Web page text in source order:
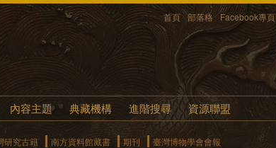
首頁 部落格 Facebook專頁
內容主題 典藏機構 進階搜尋 資源聯盟
研究古籍 南方資料館藏書 期刊
臺灣博物學會會報